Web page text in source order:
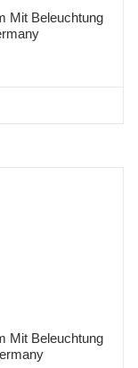
Mit Beleuchtung
Mit Beleuchtung